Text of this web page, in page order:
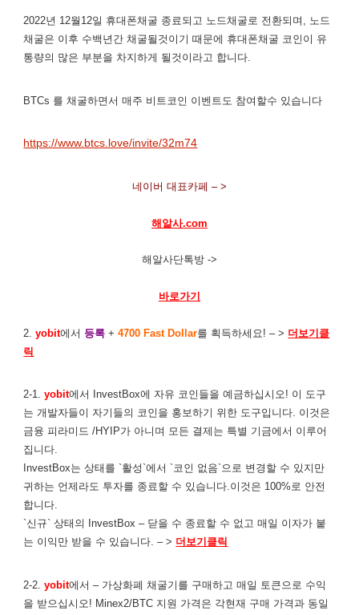
2022년 12월12일 휴대폰채굴 종료되고 노드채굴로 전환되며, 노드
채굴은 이후 수백년간 채굴될것이기 때문에 휴대폰채굴 코인이 유
통량의 많은 부분을 차지하게 될것이라고 합니다.
BTCs 를 채굴하면서 매주 비트코인 이벤트도 참여할수 있습니다
https://www.btcs.love/invite/32m74
네이버 대표카페 – >
해알사.com
해알사단톡방 ->
바로가기
2.yobit에서 등록 +4700 Fast Dollar를 획득하세요! – > 더보기클
릭
2-1.yobit에서 InvestBox에 자유 코인들을 예금하십시오! 이 도구
는 개발자들이 자기들의 코인을 홍보하기 위한 도구입니다. 이것은
금융 피라미드 /HYIP가 아니며 모든 결제는 특별 기금에서 이루어
집니다.
InvestBox는 상태를 `활성`에서 `코인 없음`으로 변경할 수 있지만
귀하는 언제라도 투자를 종료할 수 있습니다.이것은 100%로 안전
합니다.
`신규` 상태의 InvestBox – 닫을 수 종료할 수 없고 매일 이자가 붙
는 이익만 받을 수 있습니다. – > 더보기클릭
2-2.yobit에서 – 가상화폐 채굴기를 구매하고 매일 토큰으로 수익
을 받으십시오! Minex2/BTC 지원 가격은 각현재 구매 가격과 동일